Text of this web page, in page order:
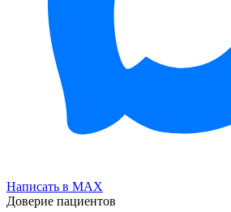
Написать в MAX
Доверие пациентов